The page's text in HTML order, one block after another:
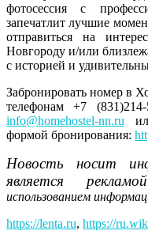
фотосессия с
запечатлит лучшие
отправиться на
Новгороду и/или
с историей и
Забронировать номер в
телефонам +7
info@homehostel-nn.ru
формой бронирования:
Новость носит
является
использованием
https://lenta.ru, https://